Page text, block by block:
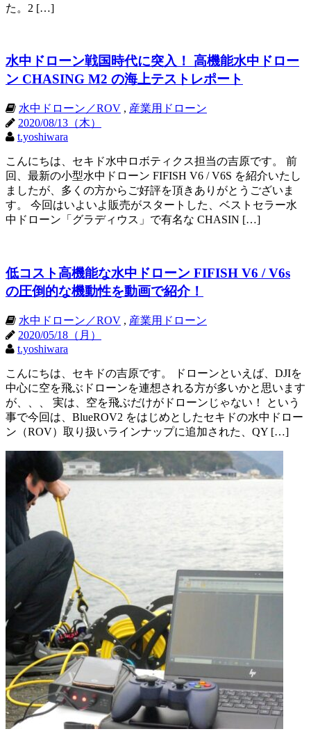
た。2 […]
水中ドローン戦国時代に突入！ 高機能水中ドロー
ン CHASING M2 の海上テストレポート
水中ドローン／ROV , 産業用ドローン
2020/08/13（木）
t.yoshiwara
こんにちは、セキド水中ロボティクス担当の吉原です。 前
回、最新の小型水中ドローン FIFISH V6 / V6S を紹介いたし
ましたが、多くの方からご好評を頂きありがとうございま
す。 今回はいよいよ販売がスタートした、ベストセラー水
中ドローン「グラディウス」で有名な CHASIN […]
低コスト高機能な水中ドローン FIFISH V6 / V6s
の圧倒的な機動性を動画で紹介！
水中ドローン／ROV , 産業用ドローン
2020/05/18（月）
t.yoshiwara
こんにちは、セキドの吉原です。 ドローンといえば、DJIを
中心に空を飛ぶドローンを連想される方が多いかと思います
が、、、 実は、空を飛ぶだけがドローンじゃない！ という
事で今回は、BlueROV2 をはじめとしたセキドの水中ドロー
ン（ROV）取り扱いラインナップに追加された、QY […]